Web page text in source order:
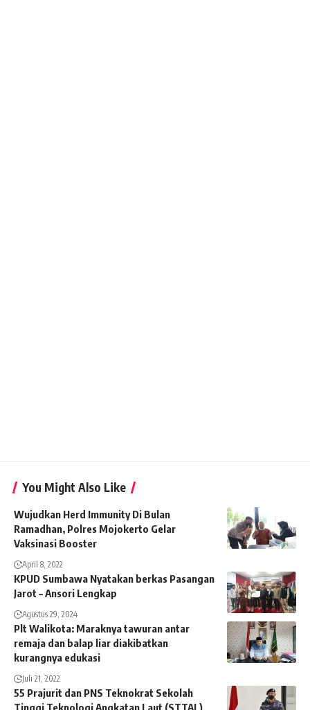
You Might Also Like
Wujudkan Herd Immunity Di Bulan
Ramadhan, Polres Mojokerto Gelar
Vaksinasi Booster
April 8, 2022
KPUD Sumbawa Nyatakan berkas Pasangan
Jarot – Ansori Lengkap
Agustus 29, 2024
Plt Walikota: Maraknya tawuran antar
remaja dan balap liar diakibatkan
kurangnya edukasi
Juli 21, 2022
55 Prajurit dan PNS Teknokrat Sekolah
Tinggi Teknologi Angkatan Laut (STTAL)